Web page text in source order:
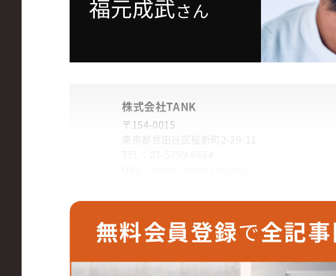
株式会社TANK
〒154-0015
─ 福元さんと知り合ったきっかけを教えてくださ
福元さん率いるTANKは建築家の⻑坂常さんとの協働プロ
いて、以前から知っていました。今回「ヴェネチア・ビエ